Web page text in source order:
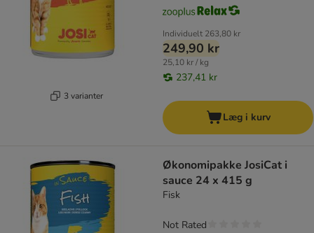
3 varianter
Individuelt 263,80 kr
249,90 kr
25,10 kr / kg
237,41 kr
Læg i kurv
Økonomipakke JosiCat i
sauce 24 x 415 g
Fisk
Not Rated